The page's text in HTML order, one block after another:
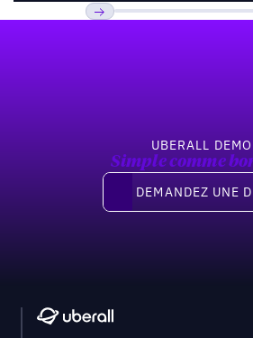
UBERALL DEMO
Simple comme
Demandez une
DEMANDEZ UNE